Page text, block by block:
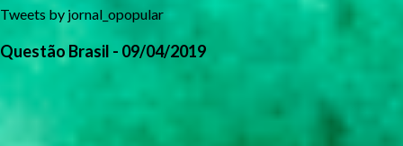
Tweets by jornal_opopular
Questão Brasil - 09/04/2019